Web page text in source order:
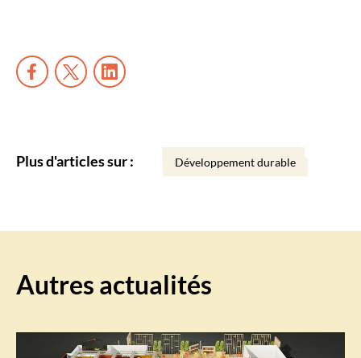
Plus d'articles sur : Développement durable
Autres actualités